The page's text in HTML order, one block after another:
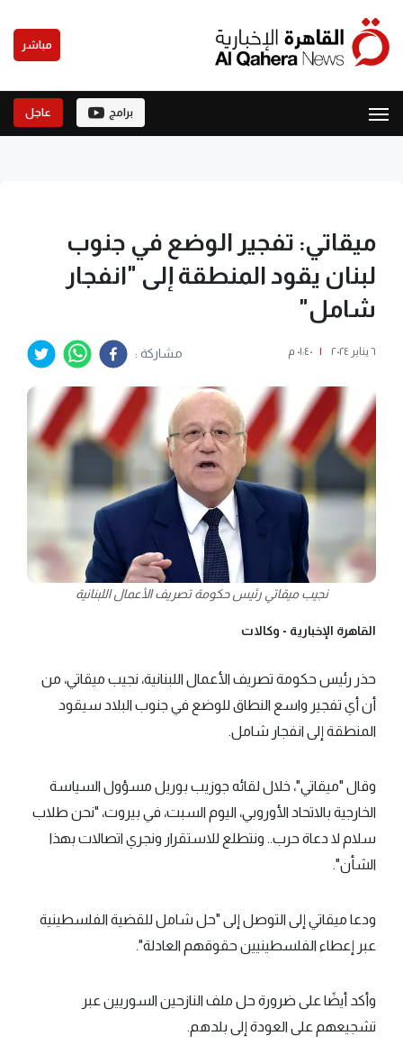
مباشر
برامج عاجل
ميقاتي: تفجير الوضع في جنوب
لبنان يقود المنطقة إلى "انفجار
شامل"
٦ يناير ٢٠٢٤ | ٠١:٤٠ م مشاركة :
نجيب ميقاتي رئيس حكومة تصريف الأعمال اللبنانية
القاهرة الإخبارية - وكالات
حذر رئيس حكومة تصريف الأعمال اللبنانية، نجيب ميقاتي، من
أن أي تفجير واسع النطاق للوضع في جنوب البلاد سيقود
المنطقة إلى انفجار شامل.
وقال "ميقاتي"، خلال لقائه جوزيب بوريل مسؤول السياسة
الخارجية بالاتحاد الأوروبي، اليوم السبت، في بيروت، "نحن طلاب
سلام لا دعاة حرب.. ونتطلع للاستقرار ونجري اتصالات بهذا
الشأن".
ودعا ميقاتي إلى التوصل إلى "حل شامل للقضية الفلسطينية
عبر إعطاء الفلسطينيين حقوقهم العادلة".
وأكد أيضًا على ضرورة حل ملف النازحين السوريين عبر
تشجيعهم على العودة إلى بلدهم.